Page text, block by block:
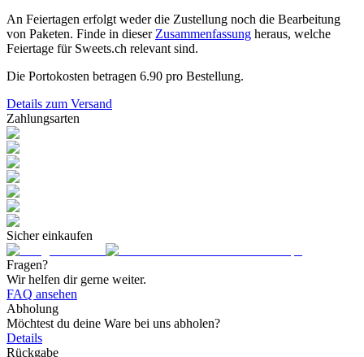
An Feiertagen erfolgt weder die Zustellung noch die Bearbeitung
von Paketen. Finde in dieser Zusammenfassung heraus, welche
Feiertage für Sweets.ch relevant sind.
Die Portokosten betragen 6.90 pro Bestellung.
Details zum Versand
Zahlungsarten
Sicher einkaufen
Fragen?
Wir helfen dir gerne weiter.
FAQ ansehen
Abholung
Möchtest du deine Ware bei uns abholen?
Details
Rückgabe